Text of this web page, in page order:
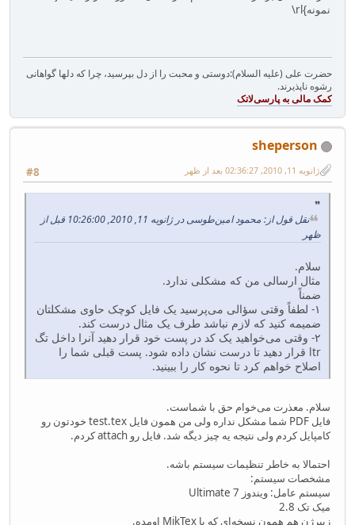
نمونه}rl\
حضرت علی (علیه السلام):دوستی و محبت را از دل بپرسید، چرا که دلها گواهانی
رشوه ناپذیرند.
sheperson
#8 ژانویه 11, 2010, 02:36:27 بعد از ظهر
نقل قول از: محمود امین‌طوسی در ژانویه 11, 2010, 10:26:00 قبل از
ظهر
سلام.
مثال ارسالی من که مشکلی ندارد.
ضمناً
۱- لطفاً وقتی سؤالی می‌پرسید یک فایل کوچک حاوی مشکلتان
ضمیمه کنید که لازم نباشد طرف یک مثال درست کند.
۲- وقتی می‌خواهید یک کد در پست خود قرار دهید آنرا داخل تگ
ltr قرار دهید تا درست نشان داده شود. پست قبلی شما را
اصلاح خواهم کرد تا نحوه کار را ببینید.
سلام. معذرت می‌خوام حق با شماست.
فایل PDF شما مشکل نداره ولی من همون فایل test.tex خودتون رو
کامپایل کردم ولی نتیجه یه چیز دیگه شد. فایل رو attach کردم.
احتمالا به خاطر تنظیمات سیستم باشه.
مشخصات سیستم:
سیستم عامل: ویندوز 7 Ultimate
میک تک 2.8
زیپرژن هم همون نسخه‌ای که با MikTex اومده.